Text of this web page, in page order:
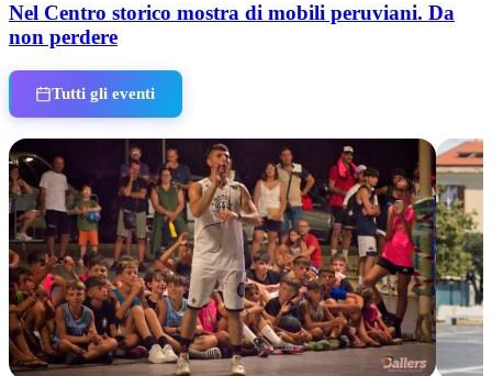
Nel Centro storico mostra di mobili peruviani. Da
non perdere
Tutti gli eventi